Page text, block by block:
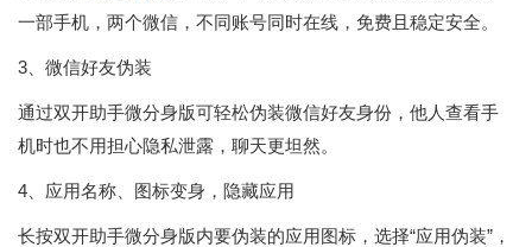
一部手机，两个微信，不同账号同时在线，免费且稳定安全。
3、微信好友伪装
通过双开助手微分身版可轻松伪装微信好友身份，他人查看手
机时也不用担心隐私泄露，聊天更坦然。
4、应用名称、图标变身，隐藏应用
长按双开助手微分身版内要伪装的应用图标，选择“应用伪装”，